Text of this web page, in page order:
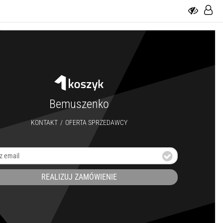
Bemuszenko
KONTAKT / OFERTA SPRZEDAWCY
REALIZUJ ZAMÓWIENIE